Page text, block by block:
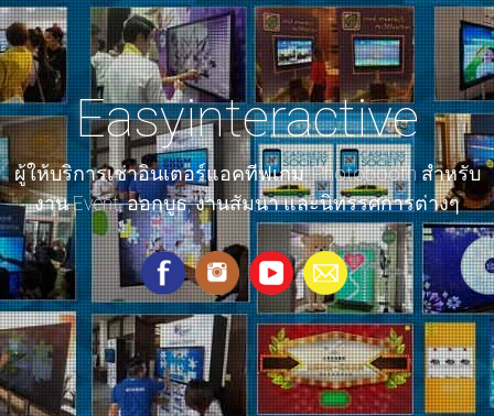
ให้เช่าราคาถูก interactive game event เก็บโลโก้ ทัชสกรีน ยิงปืน
เป้า Floor Wall มอเตอร์ไซค์ ปั่นจักรยาน ลู่วิ่ง xbox360 VR รถแข่ง
ig ตู้โฟโต้บูธ สติ๊กเกอร์ ถ่ายรูปปริ้น nintendoswitch playstation
Easyinteractive
ผู้ให้บริการเช่าอินเตอร์แอคทีฟเกม, Photobooth สำหรับ
งาน Event, ออกบูธ, งานสัมนา และนิทรรศการต่างๆ